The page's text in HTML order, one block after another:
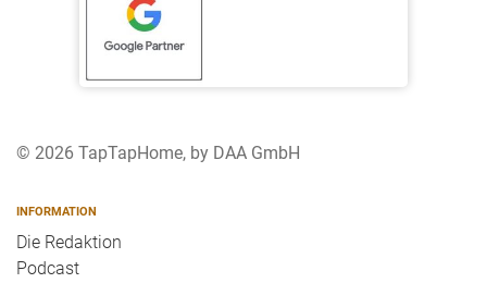
© 2026 TapTapHome, by DAA GmbH
INFORMATION
Die Redaktion
Podcast